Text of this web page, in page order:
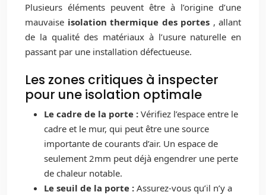
Plusieurs éléments peuvent être à l’origine d’une
mauvaise isolation thermique des portes , allant
de la qualité des matériaux à l’usure naturelle en
passant par une installation défectueuse.
Les zones critiques à inspecter
pour une isolation optimale
Le cadre de la porte : Vérifiez l’espace entre le
cadre et le mur, qui peut être une source
importante de courants d’air. Un espace de
seulement 2mm peut déjà engendrer une perte
de chaleur notable.
Le seuil de la porte : Assurez-vous qu’il n’y a